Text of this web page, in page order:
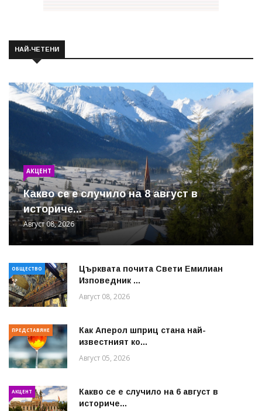
НАЙ-ЧЕТЕНИ
АКЦЕНТ
Какво се е случило на 8 август в
историче...
Август 08, 2026
ОБЩЕСТВО
Църквата почита Свeти Емилиан
Изповедник ...
Август 08, 2026
ПРЕДСТАВЯНЕ
Как Аперол шприц стана най-
известният ко...
Август 05, 2026
АКЦЕНТ
Какво се е случило на 6 август в
историче...